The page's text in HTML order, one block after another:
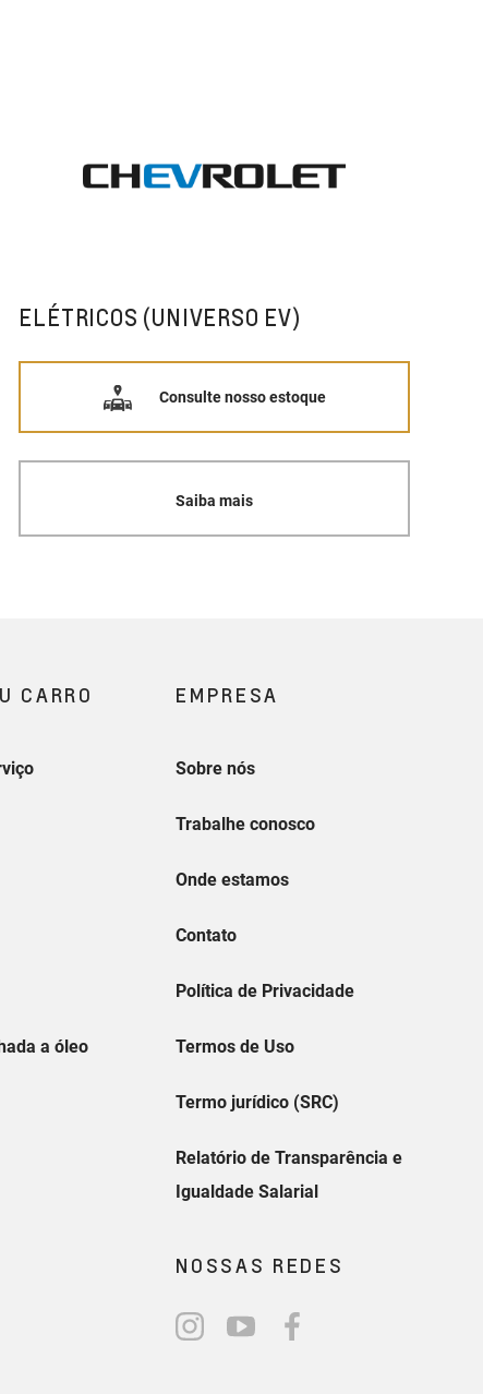
ELÉTRICOS (UNIVERSO EV)
Consulte nosso estoque
Saiba mais